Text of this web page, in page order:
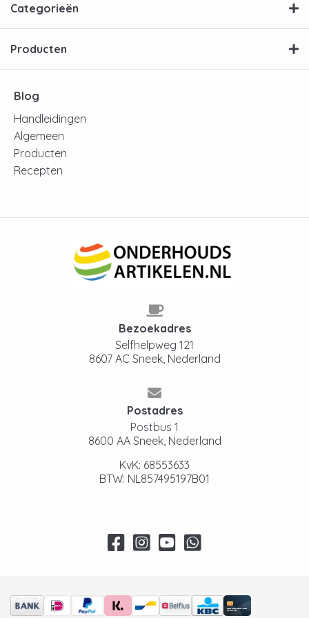
kunt je altijd terecht bij één van onze experts
die altijd bereidt zijn je te helpen! Heeft je een
vraag of opmerking? Dan kunt je die altijd
stellen!
Categorieën
Producten
Blog
Handleidingen
Algemeen
Producten
Recepten
Bezoekadres
Selfhelpweg 121
8607 AC Sneek, Nederland
Postadres
Postbus 1
8600 AA Sneek, Nederland
KvK: 68553633
BTW: NL857495197B01